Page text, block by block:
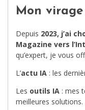
Mon
Depuis 2023, j’ai
Magazine vers
qu’expert, je vous
L’actu IA : les
Les outils IA : mes
meilleures solutions.